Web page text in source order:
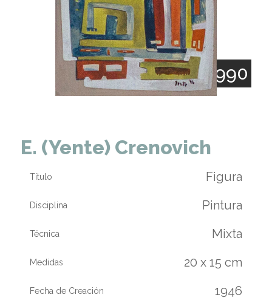
1905 - 1990
E. (Yente) Crenovich
Título Figura
Disciplina Pintura
Técnica Mixta
Medidas 20 x 15 cm
Fecha de Creación 1946